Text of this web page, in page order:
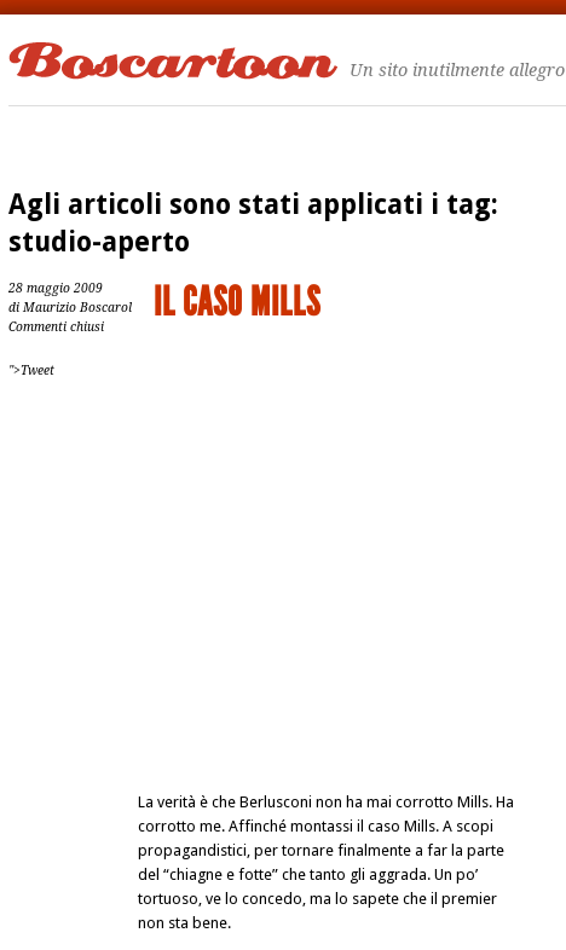
Un sito inutilmente allegro
Agli articoli sono stati applicati i tag:
studio-aperto
28 maggio 2009
di Maurizio Boscarol
Commenti chiusi
">Tweet
IL CASO MILLS
La verità è che Berlusconi non ha mai corrotto Mills. Ha
corrotto me. Affinché montassi il caso Mills. A scopi
propagandistici, per tornare finalmente a far la parte
del “chiagne e fotte” che tanto gli aggrada. Un po’
tortuoso, ve lo concedo, ma lo sapete che il premier
non sta bene.